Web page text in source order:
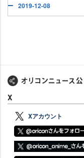
2019-12-08
X
Xアカウント